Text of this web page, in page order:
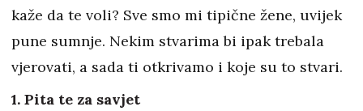
kaže da te voli? Sve smo mi tipične žene, uvijek
pune sumnje. Nekim stvarima bi ipak trebala
vjerovati, a sada ti otkrivamo i koje su to stvari.
1. Pita te za savjet